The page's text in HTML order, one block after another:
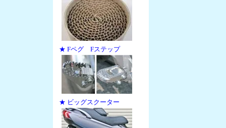
★ Fペグ Fステップ
★ ビッグスクーター